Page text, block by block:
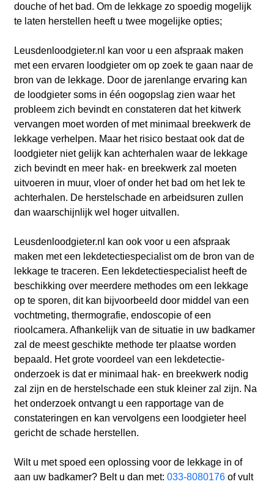
douche of het bad. Om de lekkage zo spoedig mogelijk
te laten herstellen heeft u twee mogelijke opties;
Leusdenloodgieter.nl kan voor u een afspraak maken
met een ervaren loodgieter om op zoek te gaan naar de
bron van de lekkage. Door de jarenlange ervaring kan
de loodgieter soms in één oogopslag zien waar het
probleem zich bevindt en constateren dat het kitwerk
vervangen moet worden of met minimaal breekwerk de
lekkage verhelpen. Maar het risico bestaat ook dat de
loodgieter niet gelijk kan achterhalen waar de lekkage
zich bevindt en meer hak- en breekwerk zal moeten
uitvoeren in muur, vloer of onder het bad om het lek te
achterhalen. De herstelschade en arbeidsuren zullen
dan waarschijnlijk wel hoger uitvallen.
Leusdenloodgieter.nl kan ook voor u een afspraak
maken met een lekdetectiespecialist om de bron van de
lekkage te traceren. Een lekdetectiespecialist heeft de
beschikking over meerdere methodes om een lekkage
op te sporen, dit kan bijvoorbeeld door middel van een
vochtmeting, thermografie, endoscopie of een
rioolcamera. Afhankelijk van de situatie in uw badkamer
zal de meest geschikte methode ter plaatse worden
bepaald. Het grote voordeel van een lekdetectie-
onderzoek is dat er minimaal hak- en breekwerk nodig
zal zijn en de herstelschade een stuk kleiner zal zijn. Na
het onderzoek ontvangt u een rapportage van de
constateringen en kan vervolgens een loodgieter heel
gericht de schade herstellen.
Wilt u met spoed een oplossing voor de lekkage in of
aan uw badkamer? Belt u dan met: 033-8080176of vult